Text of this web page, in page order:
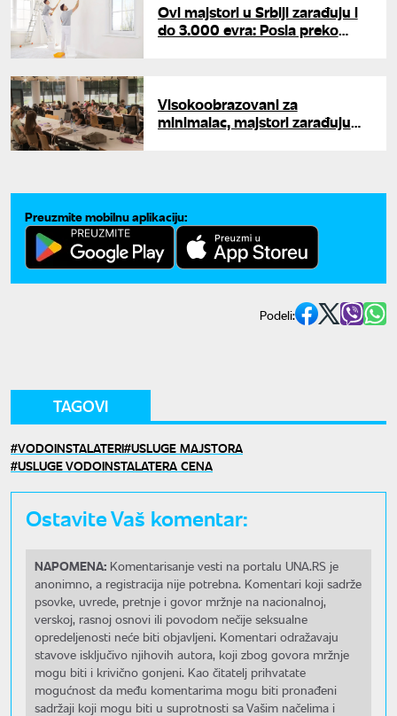
Ovi majstori u Srbiji zarađuju i
do 3.000 evra: Posla preko
Visokoobrazovani za
minimalac, majstori zarađuju
Preuzmite mobilnu aplikaciju:
Podeli:
TAGOVI
VODOINSTALATERI USLUGE MAJSTORA
USLUGE VODOINSTALATERA CENA
Ostavite Vaš komentar:
NAPOMENA: Komentarisanje vesti na portalu UNA.RS je
anonimno, a registracija nije potrebna. Komentari koji sadrže
psovke, uvrede, pretnje i govor mržnje na nacionalnoj,
verskoj, rasnoj osnovi ili povodom nečije seksualne
opredeljenosti neće biti objavljeni. Komentari odražavaju
stavove isključivo njihovih autora, koji zbog govora mržnje
mogu biti i krivično gonjeni. Kao čitatelj prihvatate
mogućnost da među komentarima mogu biti pronađeni
sadržaji koji mogu biti u suprotnosti sa Vašim načelima i